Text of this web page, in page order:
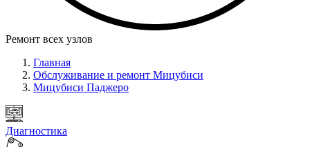
Ремонт всех узлов
Главная
Обслуживание и ремонт Мицубиси
Мицубиси Паджеро
Диагностика